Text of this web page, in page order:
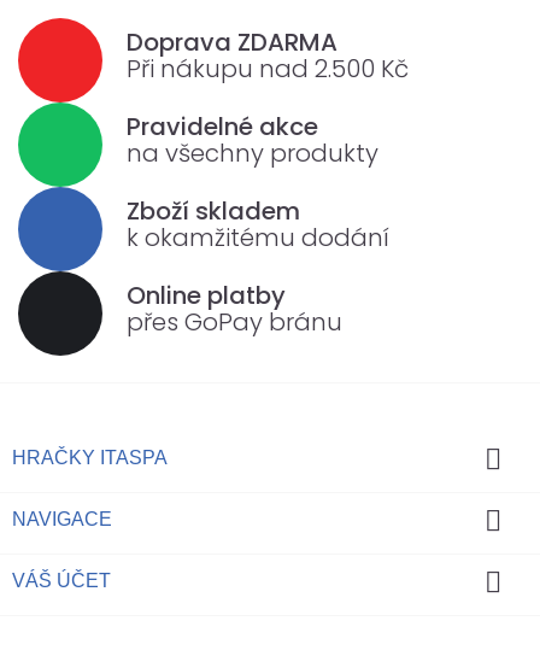
Doprava ZDARMA
Při nákupu nad 2.500 Kč
Pravidelné akce
na všechny produkty
Zboží skladem
k okamžitému dodání
Online platby
přes GoPay bránu
HRAČKY ITASPA 
NAVIGACE 
VÁŠ ÚČET 